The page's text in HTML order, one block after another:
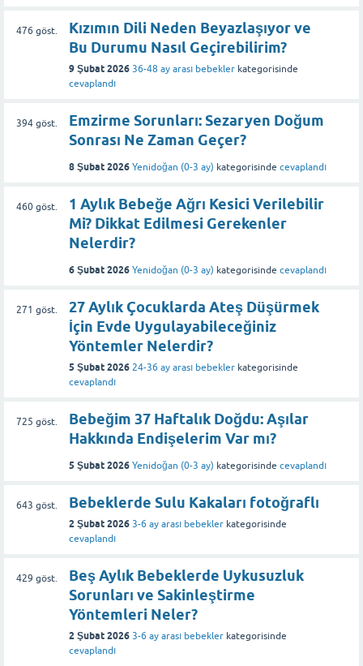
476 göst.
Kızımın Dili Neden Beyazlaşıyor ve
Bu Durumu Nasıl Geçirebilirim?
9 Şubat 2026 36-48 ay arası bebekler kategorisinde
cevaplandı
394göst.
Emzirme Sorunları: Sezaryen Doğum
Sonrası Ne Zaman Geçer?
8 Şubat 2026 Yenidoğan (0-3 ay) kategorisinde cevaplandı
460göst.
1 Aylık Bebeğe Ağrı Kesici Verilebilir
Mi? Dikkat Edilmesi Gerekenler
Nelerdir?
6 Şubat 2026 Yenidoğan (0-3 ay) kategorisinde cevaplandı
271 göst.
27 Aylık Çocuklarda Ateş Düşürmek
İçin Evde Uygulayabileceğiniz
Yöntemler Nelerdir?
5 Şubat 2026 24-36 ay arası bebekler kategorisinde
cevaplandı
725 göst.
Bebeğim 37 Haftalık Doğdu: Aşılar
Hakkında Endişelerim Var mı?
5 Şubat 2026 Yenidoğan (0-3 ay) kategorisinde cevaplandı
643 göst. Bebeklerde Sulu Kakaları fotoğraflı
2 Şubat 2026 3-6 ay arası bebekler kategorisinde
cevaplandı
429 göst.
Beş Aylık Bebeklerde Uykusuzluk
Sorunları ve Sakinleştirme
Yöntemleri Neler?
2 Şubat 2026 3-6 ay arası bebekler kategorisinde
cevaplandı